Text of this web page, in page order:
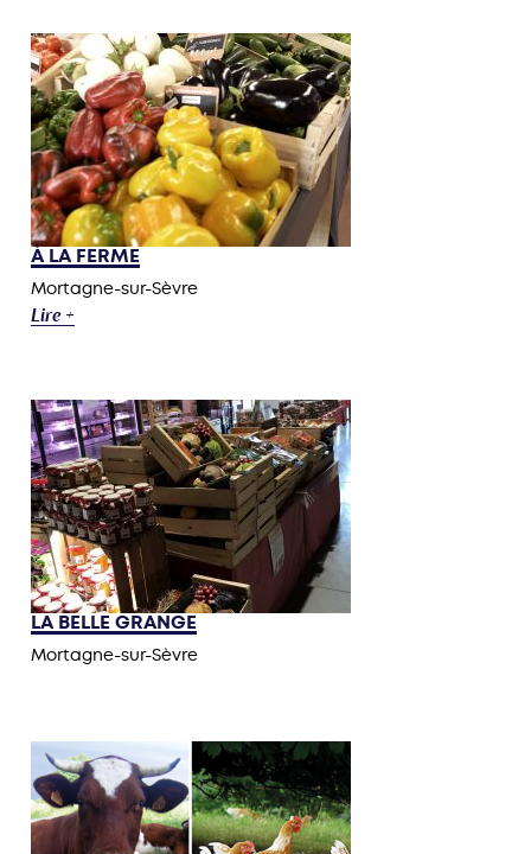
À LA FERME
Mortagne-sur-Sèvre
Lire +
LA BELLE GRANGE
Mortagne-sur-Sèvre